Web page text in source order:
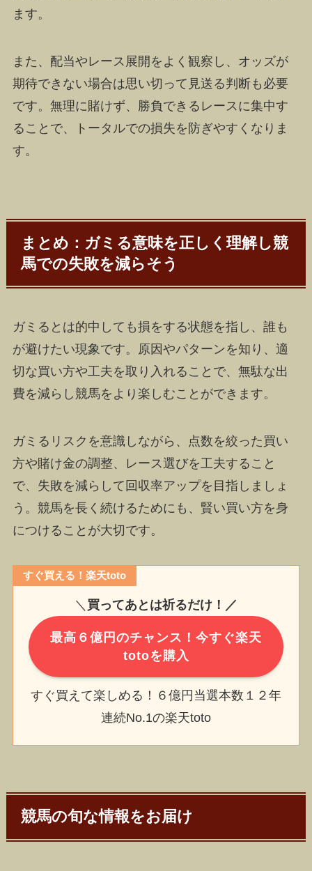
ます。
また、配当やレース展開をよく観察し、オッズが
期待できない場合は思い切って見送る判断も必要
です。無理に賭けず、勝負できるレースに集中す
ることで、トータルでの損失を防ぎやすくなりま
す。
まとめ：ガミる意味を正しく理解し競
馬での失敗を減らそう
ガミるとは的中しても損をする状態を指し、誰も
が避けたい現象です。原因やパターンを知り、適
切な買い方や工夫を取り入れることで、無駄な出
費を減らし競馬をより楽しむことができます。
ガミるリスクを意識しながら、点数を絞った買い
方や賭け金の調整、レース選びを工夫すること
で、失敗を減らして回収率アップを目指しましょ
う。競馬を長く続けるためにも、賢い買い方を身
につけることが大切です。
すぐ買える！楽天toto
＼ 買ってあとは祈るだけ！／
最高６億円のチャンス！今すぐ楽天
totoを購入
すぐ買えて楽しめる！６億円当選本数１２年
連続No.1の楽天toto
競馬の旬な情報をお届け